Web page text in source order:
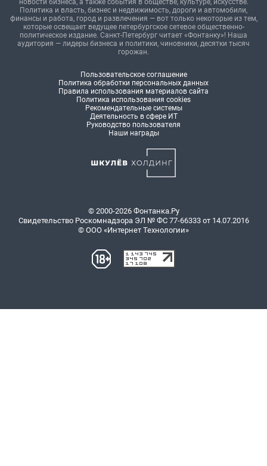
новости бизнеса, а также события в обществе, культуре, искусстве.
Политика и власть, бизнес и недвижимость, дороги и автомобили,
финансы и работа, город и развлечения — вот только некоторые из тем,
которые освещает ведущее петербургское сетевое общественно-
политическое издание. Санкт-Петербург читает «Фонтанку»! Наша
аудитория — лидеры бизнеса и политики, чиновники, десятки тысяч
горожан.
Пользовательское соглашение
Политика обработки персональных данных
Правила использования материалов сайта
Политика использования cookies
Рекомендательные системы
Деятельность в сфере ИТ
Руководство пользователя
Наши награды
© 2000-2026 Фонтанка.Ру
Свидетельство Роскомнадзора ЭЛ № ФС 77-66333 от 14.07.2016
© ООО «Интернет Технологии»